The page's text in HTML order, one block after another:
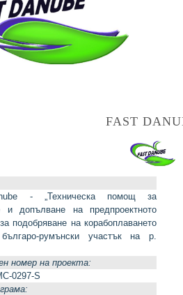
FAST
- „Техническа помощ за
и допълване на предпроектното
подобряване на корабоплаването
румънски участък на р.
номер на проекта:
0297-S